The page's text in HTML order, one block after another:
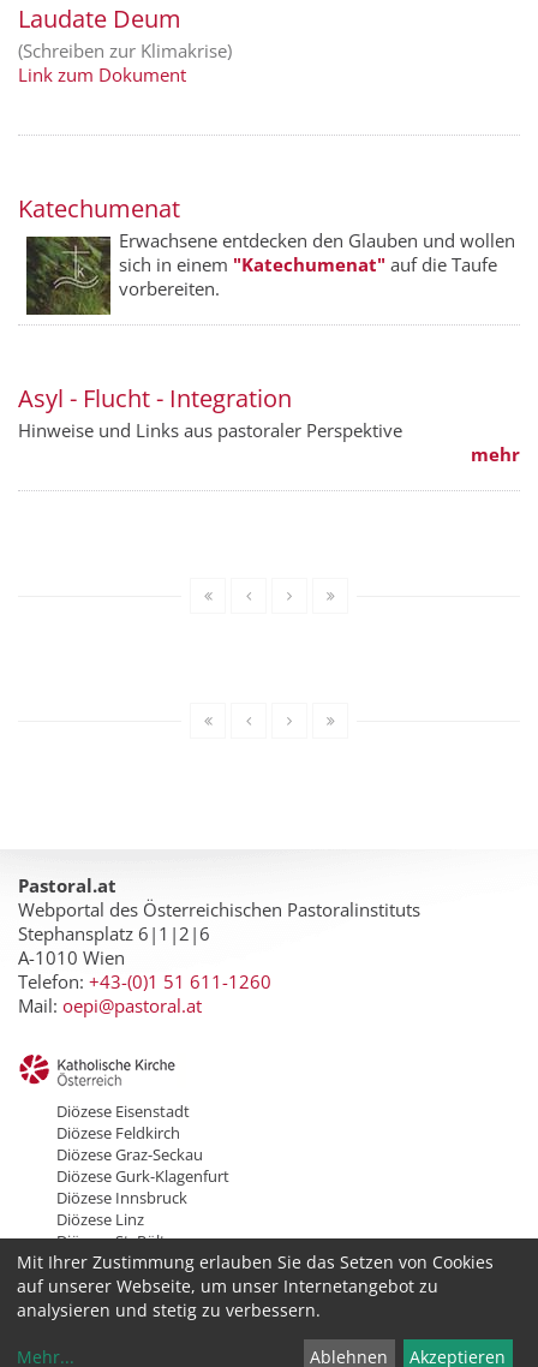
Laudate Deum
(Schreiben zur Klimakrise)
Link zum Dokument
Katechumenat
Erwachsene entdecken den Glauben und wollen
sich in einem "Kate­chumenat" auf die Taufe
vorbereiten.
Asyl - Flucht - Integration
Hinweise und Links aus pastoraler Perspektive
mehr
Pastoral.at
Webportal des Österreichischen Pastoralinstituts
Stephansplatz 6|1|2|6
A-1010 Wien
Telefon: +43-(0)1 51 611-1260
Mail: oepi@pastoral.at
Diözese Eisenstadt
Diözese Feldkirch
Diözese Graz-Seckau
Diözese Gurk-Klagenfurt
Diözese Innsbruck
Diözese Linz
Diözese St. Pölten
Erzdiözese Salzburg
Erzdiözese Wien
Mit Ihrer Zustimmung erlauben Sie das Setzen von Cookies
auf unserer Webseite, um unser Internetangebot zu
analysieren und stetig zu verbessern.
Mehr... Ablehnen Akzeptieren